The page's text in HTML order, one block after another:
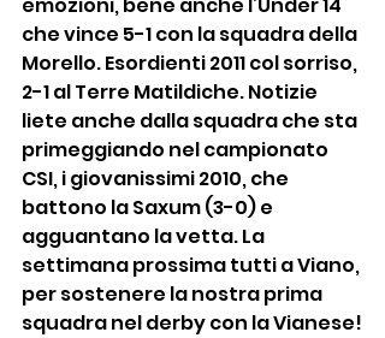
che vince 5-1 con la squadra della
Morello. Esordienti 2011 col sorriso,
2-1 al Terre Matildiche. Notizie
liete anche dalla squadra che sta
primeggiando nel campionato
CSI, i giovanissimi 2010, che
battono la Saxum (3-0) e
agguantano la vetta. La
settimana prossima tutti a Viano,
per sostenere la nostra prima
squadra nel derby con la Vianese!